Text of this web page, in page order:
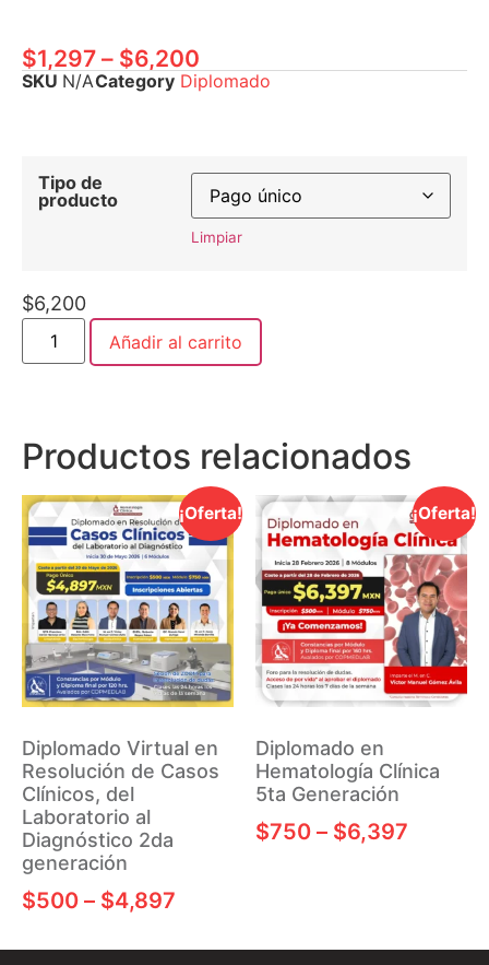
$1,297 – $6,200
SKU N/ACategory Diplomado
Tipo de
producto
Limpiar
$6,200
Añadir al carrito
Productos relacionados
¡Oferta!
Diplomado Virtual en
Resolución de Casos
Clínicos, del
Laboratorio al
Diagnóstico 2da
generación
$500 – $4,897
¡Oferta!
Diplomado en
Hematología Clínica
5ta Generación
$750 – $6,397